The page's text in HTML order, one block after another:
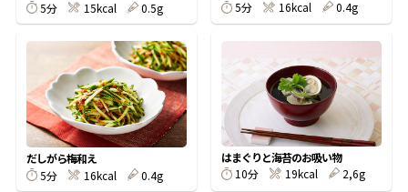
楽チン屋® ストレートつゆ
だし巻き卵特集
かつおだしが決め手！簡単茶碗蒸し
5分
15kcal 0.5g
5分
16kcal 0.4g
だしがら梅和え
5分
16kcal 0.4g
はまぐりと海苔のお吸い物
10分
19kcal 2,6g